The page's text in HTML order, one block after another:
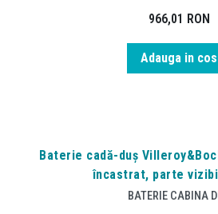
966,01 RON
Adauga in cos
Baterie cadă-duș
încastrat, parte
BATERIE CABINA